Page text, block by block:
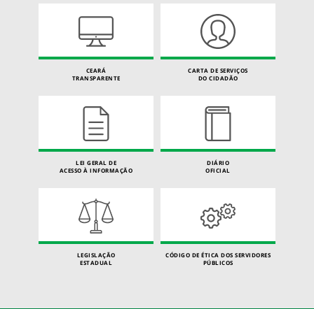
CEARÁ
TRANSPARENTE
CARTA DE SERVIÇOS
DO CIDADÃO
LEI GERAL DE
ACESSO À INFORMAÇÃO
DIÁRIO
OFICIAL
LEGISLAÇÃO
ESTADUAL
CÓDIGO DE ÉTICA DOS SERVIDORES
PÚBLICOS